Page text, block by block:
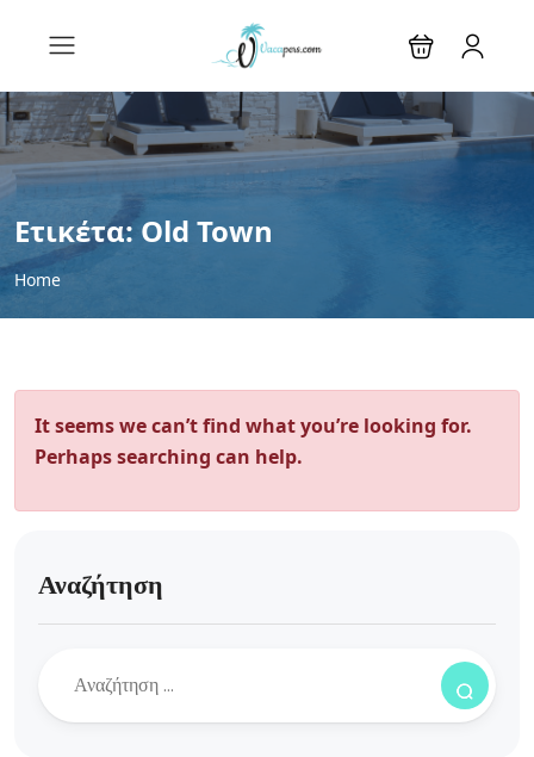
Ετικέτα:Old Town
Home
It seems we can’t find what you’re looking for.
Perhaps searching can help.
Αναζήτηση